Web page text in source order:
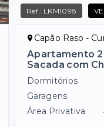
Ref.: LKM1098
Capão Raso -
Apartamento
Sacada com
Dormitórios
Garagens
Área Privativa